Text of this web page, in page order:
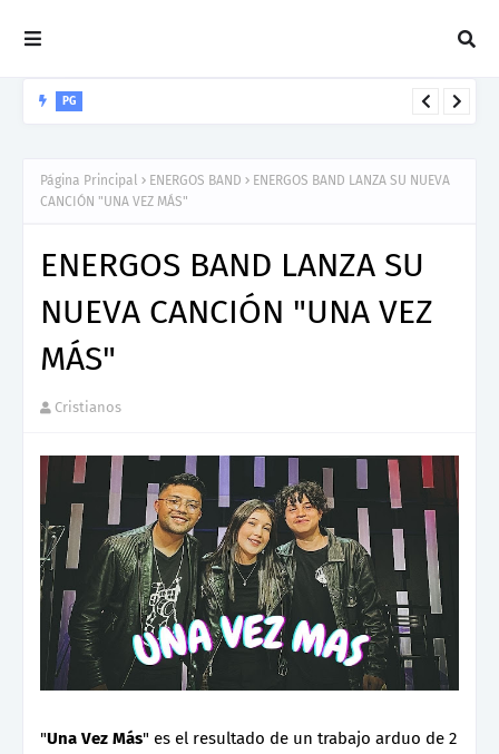
PG
Página Principal ENERGOS BAND
ENERGOS BAND LANZA SU NUEVA
CANCIÓN "UNA VEZ MÁS"
ENERGOS BAND LANZA SU
NUEVA CANCIÓN "UNA VEZ
MÁS"
Cristianos
"Una Vez Más" es el resultado de un trabajo arduo de 2